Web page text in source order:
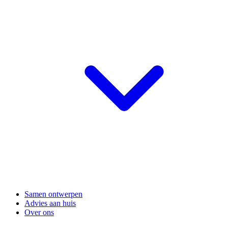
Samen ontwerpen
Advies aan huis
Over ons